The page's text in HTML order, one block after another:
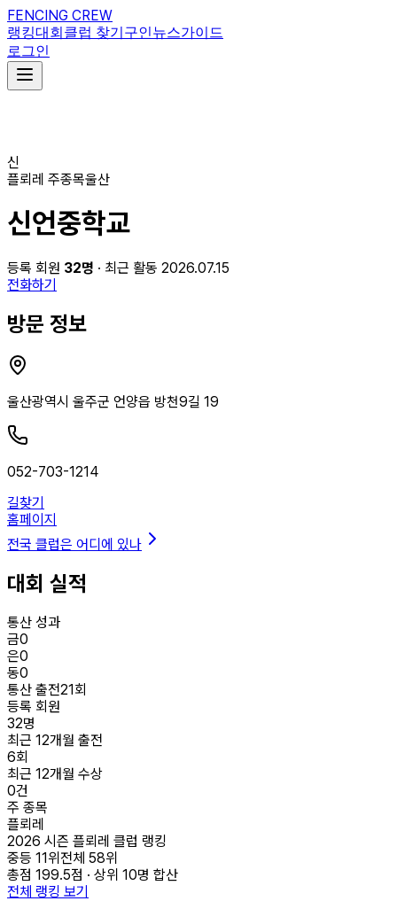
FENCING CREW
랭킹대회 클럽 찾기 구인뉴스가이드
로그인
신
플뢰레 주종목울산
신언중학교
등록 회원 32명 · 최근 활동 2026.07.15
전화하기
방문 정보
울산광역시 울주군 언양읍 방천9길 19
052-703-1214
길찾기
홈페이지
전국 클럽은 어디에 있나
대회 실적
통산 성과
금0
은0
동0
통산 출전21회
등록 회원
32명
최근 12개월 출전
6회
최근 12개월 수상
0건
주 종목
플뢰레
2026 시즌 플뢰레 클럽 랭킹
중등 11위전체 58위
총점 199.5점 · 상위 10명 합산
전체 랭킹 보기